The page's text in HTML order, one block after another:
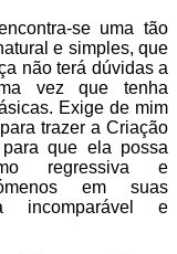
se uma tão
e simples, que
não terá dúvidas a
vez que tenha
Exige de mim
trazer a Criação
que ela possa
regressiva e
em suas
incomparável e